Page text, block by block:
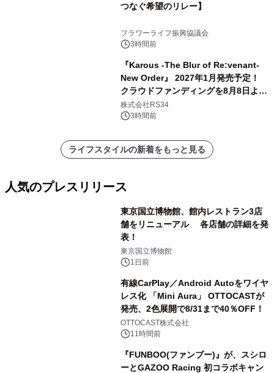
つなぐ希望のリレー】
フラワーライフ振興協議会
3時間前
『Karous -The Blur of Re:venant-
New Order』 2027年1月発売予定！
クラウドファンディングを8月8日より
開始
株式会社RS34
3時間前
ライフスタイルの新着をもっと見る
人気のプレスリリース
東京国立博物館、館内レストラン3店
舗をリニューアル 各店舗の詳細を発
表！
東京国立博物館
1日前
有線CarPlay／Android Autoをワイヤ
レス化 「Mini Aura」 OTTOCASTが
発売、2色展開で8/31まで40％OFF！
OTTOCAST株式会社
11時間前
『FUNBOO(ファンブー)』が、スシロ
ーとGAZOO Racing 初コラボキャン